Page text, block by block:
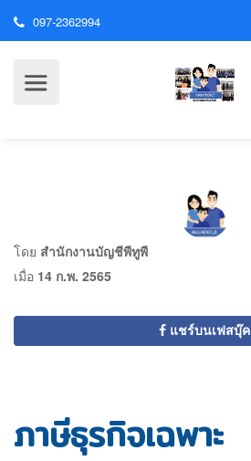
097-2362994
โดย สำนักงานบัญชีพีทูพี
เมื่อ 14 ก.พ. 2565
แชร์บนเฟสบุ๊ค
ภาษีธุรกิจเฉพาะ